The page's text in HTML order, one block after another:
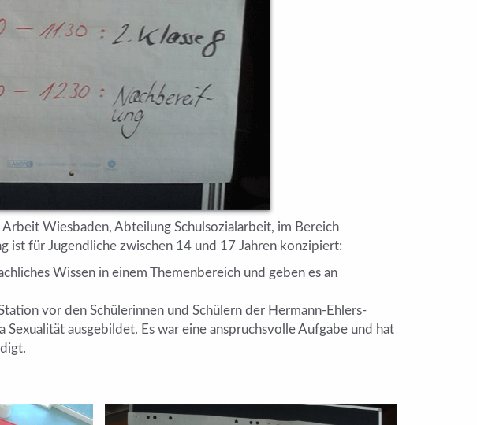
Wiesbaden, Abteilung Schulsozialarbeit, im Bereich
ist für Jugendliche zwischen 14 und 17 Jahren konzipiert:
Wissen in einem Themenbereich und geben es an
vor den Schülerinnen und Schülern der Hermann-Ehlers-
ausgebildet. Es war eine anspruchsvolle Aufgabe und hat